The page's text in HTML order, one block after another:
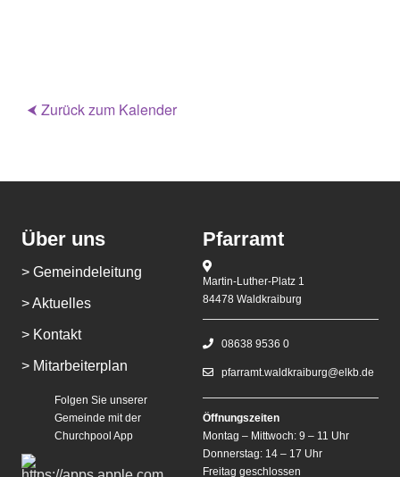
⮜ Zurück zum Kalender
Über uns
> Gemeindeleitung
> Aktuelles
> Kontakt
> Mitarbeiterplan
Folgen Sie unserer
Gemeinde mit der
Churchpool App
Pfarramt
Martin-Luther-Platz 1
84478 Waldkraiburg
08638 9536 0
pfarramt.waldkraiburg@elkb.de
Öffnungszeiten
Montag – Mittwoch: 9 – 11 Uhr
Donnerstag: 14 – 17 Uhr
Freitag geschlossen